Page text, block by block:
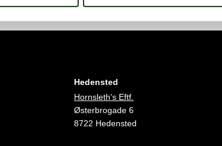
Hedensted
Hornsleth's Eftf.
Østerbrogade 6
8722 Hedensted